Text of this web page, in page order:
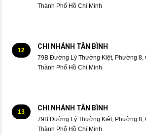
Thành Phố Hồ Chí Minh
12 CHI NHÁNH TÂN BÌNH
79B Đường Lý Thường Kiệt, Phường 8,
Thành Phố Hồ Chí Minh
13 CHI NHÁNH TÂN BÌNH
79B Đường Lý Thường Kiệt, Phường 8,
Thành Phố Hồ Chí Minh